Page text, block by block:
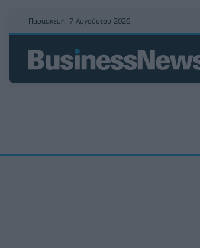
Παρασκευή, 7 Αυγούστου 2026